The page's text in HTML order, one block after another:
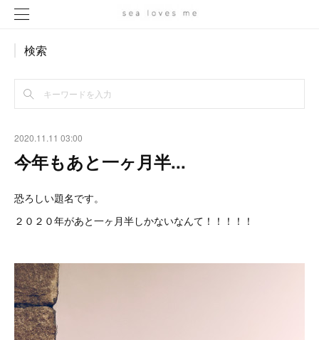
検索
2020.11.11 03:00
今年もあと一ヶ月半...
恐ろしい題名です。
２０２０年があと一ヶ月半しかないなんて！！！！！